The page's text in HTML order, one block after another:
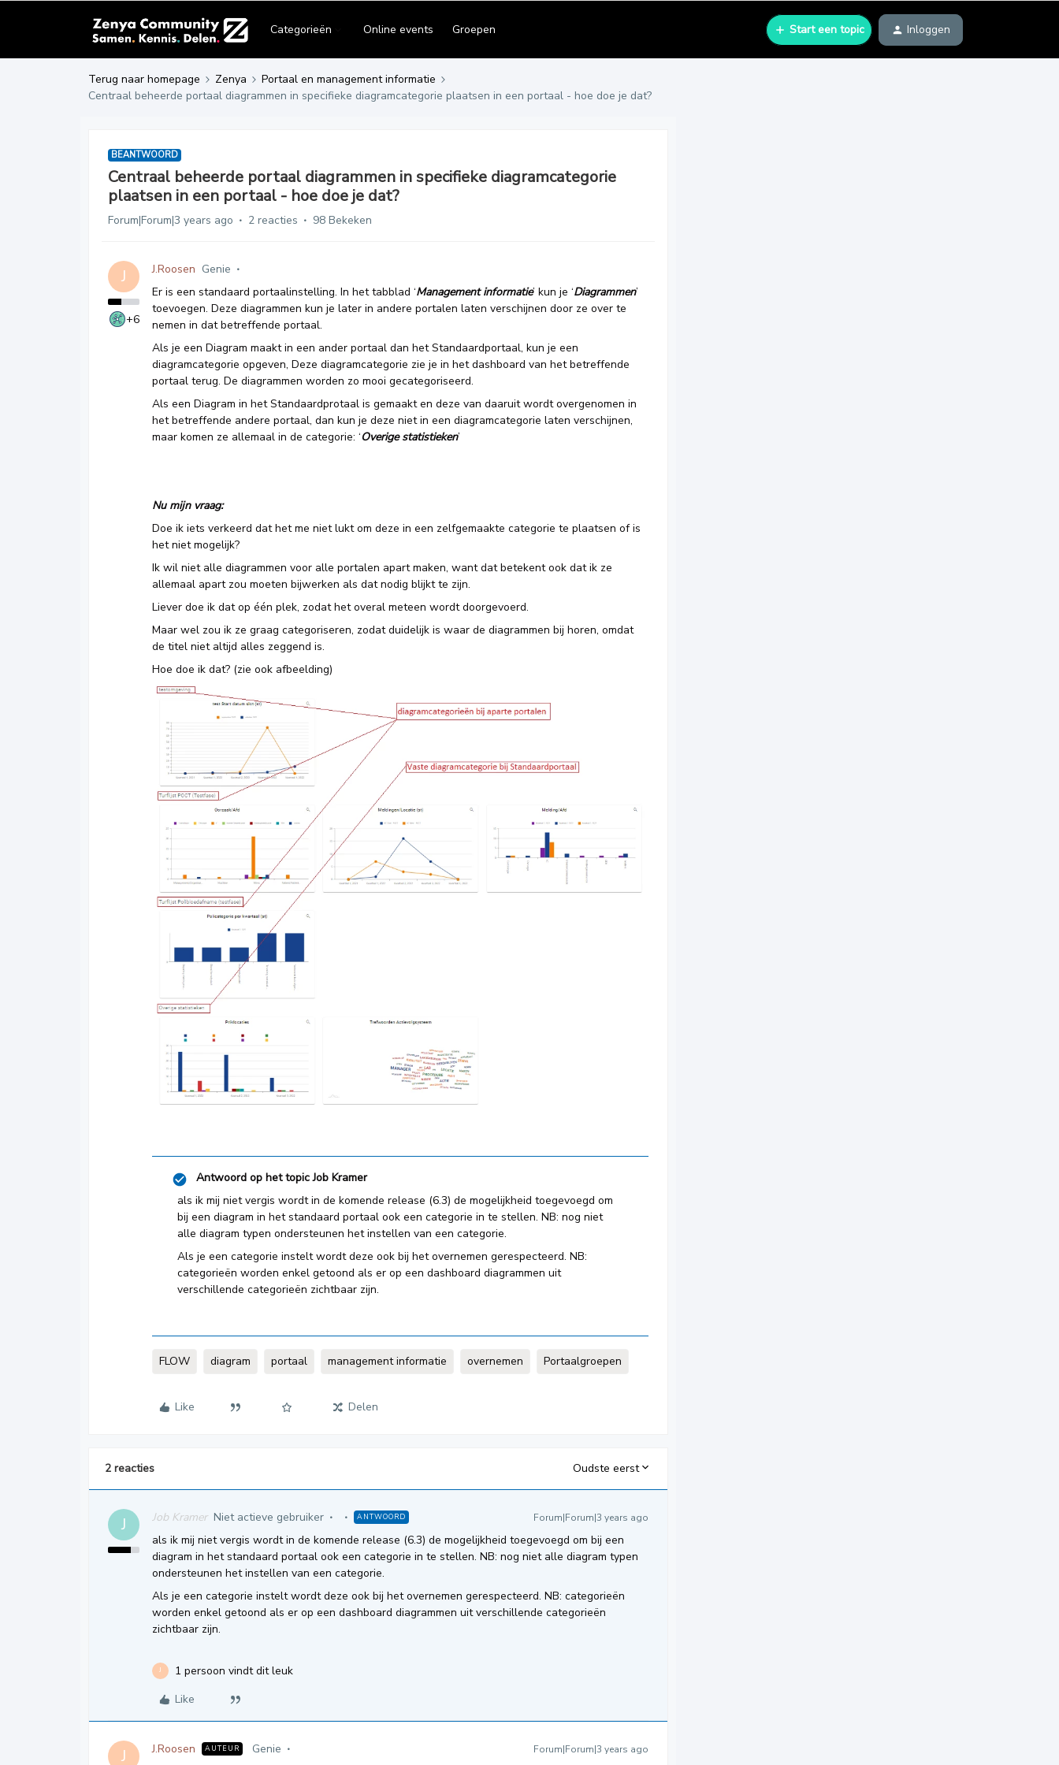
Categorieën Online events Groepen Start een topic Inloggen
Terug naar homepage Zenya
Portaal en management informatie
Centraal beheerde portaal diagrammen in specifieke diagramcategorie plaatsen in een portaal - hoe doe je dat?
BEANTWOORD
Centraal beheerde portaal diagrammen in specifieke diagramcategorie
plaatsen in een portaal - hoe doe je dat?
Forum|Forum|3 years ago 2 reacties 98 Bekeken
J
+6
J.Roosen Genie
Er is een standaard portaalinstelling. In het tabblad ‘Management informatie’ kun je ‘Diagrammen’
toevoegen. Deze diagrammen kun je later in andere portalen laten verschijnen door ze over te
nemen in dat betreffende portaal.
Als je een Diagram maakt in een ander portaal dan het Standaardportaal, kun je een
diagramcategorie opgeven, Deze diagramcategorie zie je in het dashboard van het betreffende
portaal terug. De diagrammen worden zo mooi gecategoriseerd.
Als een Diagram in het Standaardprotaal is gemaakt en deze van daaruit wordt overgenomen in
het betreffende andere portaal, dan kun je deze niet in een diagramcategorie laten verschijnen,
maar komen ze allemaal in de categorie: ‘Overige statistieken’
Nu mijn vraag:
Doe ik iets verkeerd dat het me niet lukt om deze in een zelfgemaakte categorie te plaatsen of is
het niet mogelijk?
Ik wil niet alle diagrammen voor alle portalen apart maken, want dat betekent ook dat ik ze
allemaal apart zou moeten bijwerken als dat nodig blijkt te zijn.
Liever doe ik dat op één plek, zodat het overal meteen wordt doorgevoerd.
Maar wel zou ik ze graag categoriseren, zodat duidelijk is waar de diagrammen bij horen, omdat
de titel niet altijd alles zeggend is.
Hoe doe ik dat? (zie ook afbeelding)
Antwoord op het topicJob Kramer
als ik mij niet vergis wordt in de komende release (6.3) de mogelijkheid toegevoegd om
bij een diagram in het standaard portaal ook een categorie in te stellen. NB: nog niet
alle diagram typen ondersteunen het instellen van een categorie.
Als je een categorie instelt wordt deze ook bij het overnemen gerespecteerd. NB:
categorieën worden enkel getoond als er op een dashboard diagrammen uit
verschillende categorieën zichtbaar zijn.
FLOW diagram portaal management informatie overnemen Portaalgroepen
Like Delen
2 reacties Oudste eerst
J Job Kramer Niet actieve gebruiker ANTWOORD Forum|Forum|3 years ago
als ik mij niet vergis wordt in de komende release (6.3) de mogelijkheid toegevoegd om bij een
diagram in het standaard portaal ook een categorie in te stellen. NB: nog niet alle diagram typen
ondersteunen het instellen van een categorie.
Als je een categorie instelt wordt deze ook bij het overnemen gerespecteerd. NB: categorieën
worden enkel getoond als er op een dashboard diagrammen uit verschillende categorieën
zichtbaar zijn.
J
1 persoon vindt dit leuk
Like
J J.Roosen AUTEUR Genie Forum|Forum|3 years ago